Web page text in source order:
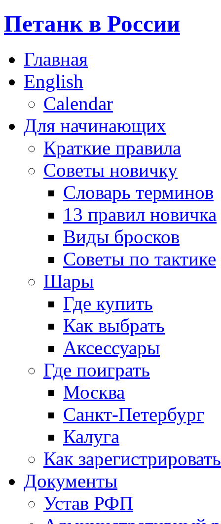
Петанк в России
Главная
English
Calendar
Для начинающих
Краткие правила
Советы новичку
Словарь терминов
13 правил новичка
Виды бросков
Советы по тактике
Шары
Где купить
Как выбрать
Аксессуары
Где поиграть
Москва
Санкт-Петербург
Калуга
Как
Документы
Устав РФП